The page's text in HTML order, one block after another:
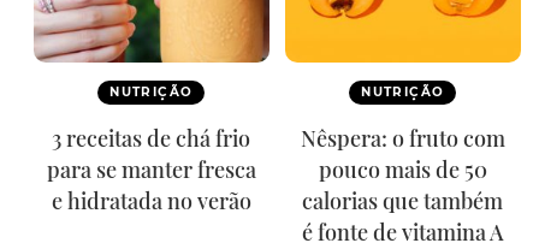
NUTRIÇÃO
3 receitas de chá frio
para se manter fresca
e hidratada no verão
NUTRIÇÃO
Nêspera: o fruto com
pouco mais de 50
calorias que também
é fonte de vitamina A